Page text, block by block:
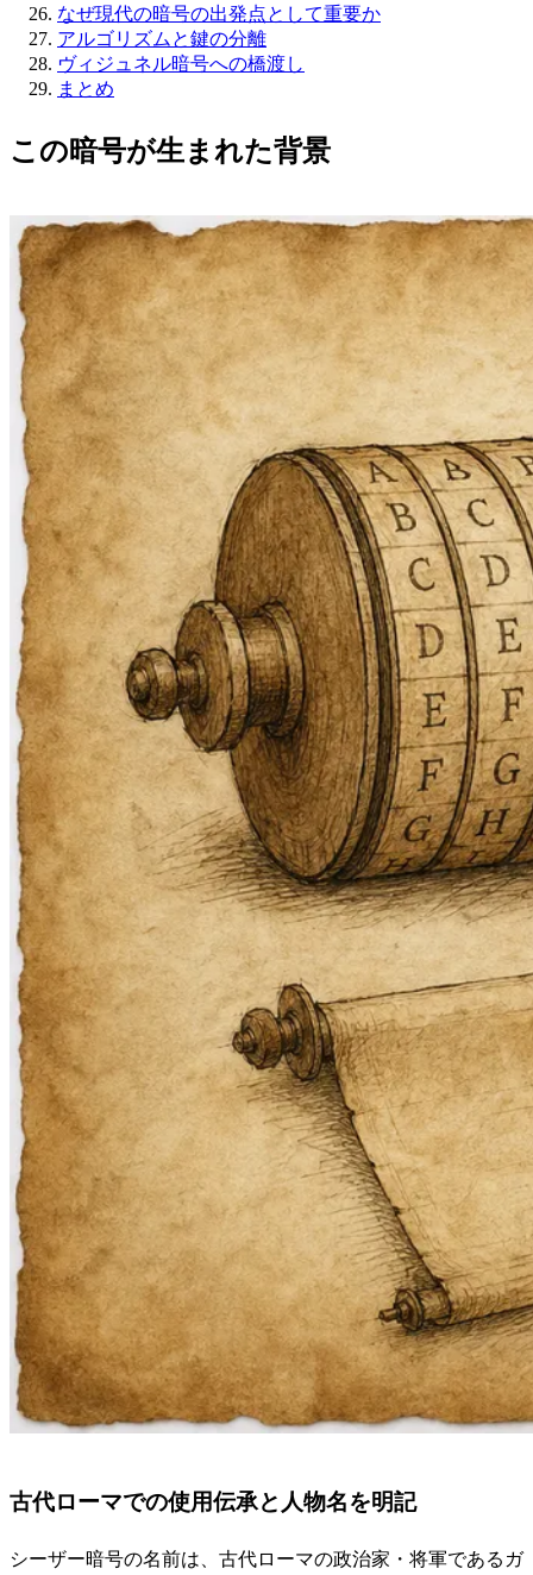
なぜ現代の暗号の出発点として重要か
アルゴリズムと鍵の分離
ヴィジュネル暗号への橋渡し
まとめ
この暗号が生まれた背景
古代ローマでの使用伝承と人物名を明記
シーザー暗号の名前は、古代ローマの政治家・将軍であるガ